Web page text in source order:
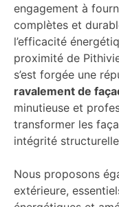
engagement à
complètes et
l’efficacité
proximité de
s’est forgée une
ravalement de
minutieuse et
transformer les
intégrité
Nous proposons
extérieure,